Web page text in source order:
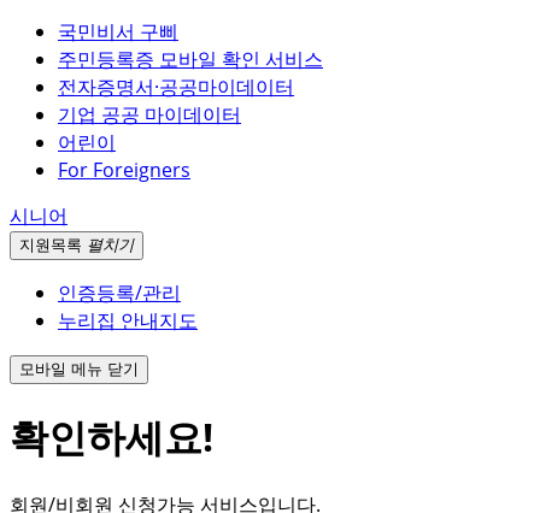
국민비서 구삐
주민등록증 모바일 확인 서비스
전자증명서·공공마이데이터
기업 공공 마이데이터
어린이
For Foreigners
시니어
지원 목록 펼치기
인증등록/관리
누리집 안내지도
모바일 메뉴 닫기
확인하세요!
회원/비회원 신청가능 서비스입니다.